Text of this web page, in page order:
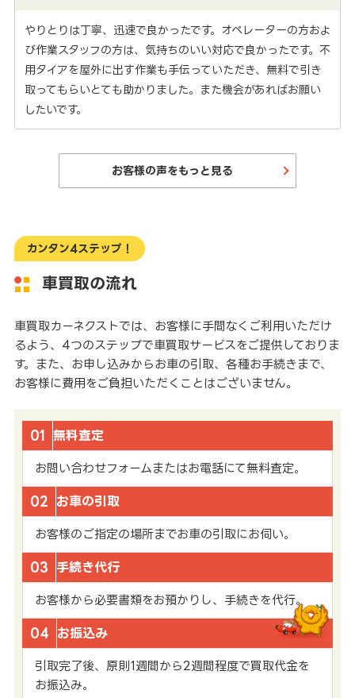
やりとりは丁寧、迅速で良かったです。オペレーターの方およ
び作業スタッフの方は、気持ちのいい対応で良かったです。不
用タイアを屋外に出す作業も手伝っていただき、無料で引き
取ってもらいとても助かりました。また機会があればお願い
したいです。
お客様の声をもっと見る
カンタン4ステップ！
車買取の流れ
車買取カーネクストでは、お客様に手間なくご利用いただけ
るよう、4つのステップで車買取サービスをご提供しておりま
す。また、お申し込みからお車の引取、各種お手続きまで、
お客様に費用をご負担いただくことはございません。
01 無料査定
お問い合わせフォームまたはお電話にて無料査定。
02 お車の引取
お客様のご指定の場所までお車の引取にお伺い。
03 手続き代行
お客様から必要書類をお預かりし、手続きを代行。
04 お振込み
引取完了後、原則1週間から2週間程度で買取代金を
お振込み。